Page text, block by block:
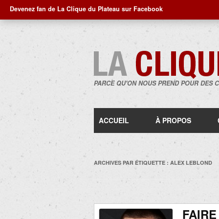
Devenez fan de La Clique du Plateau sur Facebook
PARCE QU'ON NOUS PREND POUR DES
ACCUEIL À PROPOS
ARCHIVES PAR ÉTIQUETTE : ALEX LEBLOND